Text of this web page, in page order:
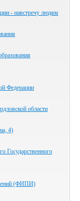
- навстречу людям
Федерации
области
4)
Государственного
(ФИПИ)